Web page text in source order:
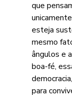
que
esteja
mesmo
ângulos e
boa-fé,
para